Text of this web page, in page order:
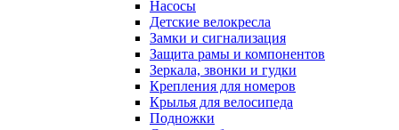
Насосы
Детские велокресла
Замки и сигнализация
Защита рамы и компонентов
Зеркала, звонки и гудки
Крепления для номеров
Крылья для велосипеда
Подножки